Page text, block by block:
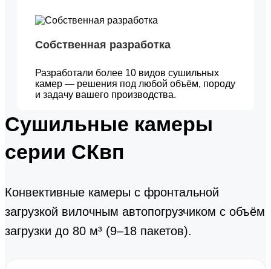
Собственная разработка
Разработали более 10 видов сушильных
камер — решения под любой объём, породу
и задачу вашего производства.
Сушильные камеры
серии СКвп
Конвективные камеры с фронтальной
загрузкой вилочным автопогрузчиком с объём
загрузки до 80 м³ (9–18 пакетов).